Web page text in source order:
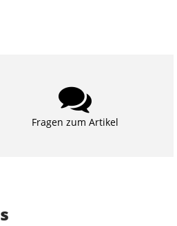
Fragen zum Artikel